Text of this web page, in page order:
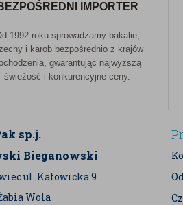
IMPORTER
1992 roku sprowadzamy bakalie,
i karob bezpośrednio z krajów
gwarantując najwyższą
świeżość i konkurencyjne ceny.
sp.j.
Bieganowski
ul. Katowicka 9
Wola